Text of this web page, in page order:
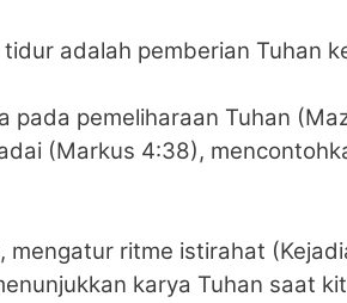
adalah pemberian Tuhan
pada pemeliharaan Tuhan
(Markus 4:38),
mengatur ritme istirahat
karya Tuhan saat